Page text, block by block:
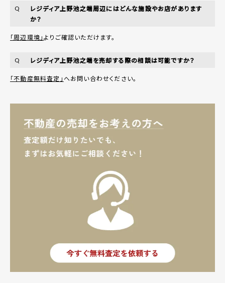
Q
レジディア上野池之端周辺にはどんな施設やお店があります
か？
「周辺環境」よりご確認いただけます。
Q レジディア上野池之端を売却する際の相談は可能ですか？
「不動産無料査定」へお問い合わせください。